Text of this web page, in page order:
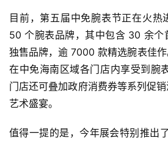
首
页
新
商
业
观
目前，第五届中免腕表节正在火热
50 个腕表品牌，其中包含 30 余个
独售品牌，逾 7000 款精选腕表佳
在中免海南区域各门店内享受到腕
门店还可叠加政府消费券等系列促
艺术盛宴。
值得一提的是，今年展会特别推出